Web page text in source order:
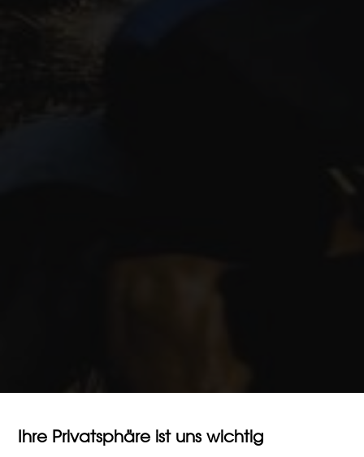
Ihre Privatsphäre ist uns wichtig